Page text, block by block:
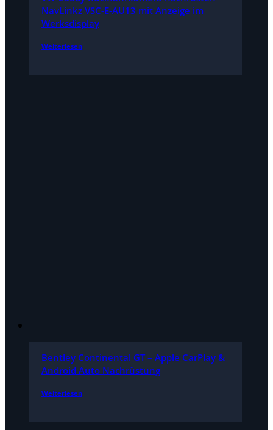
NavLinkz VSC-E-AU13 mit Anzeige im
Werksdisplay
Weiterlesen
Bentley Continental GT – Apple CarPlay &
Android Auto Nachrüstung
Weiterlesen